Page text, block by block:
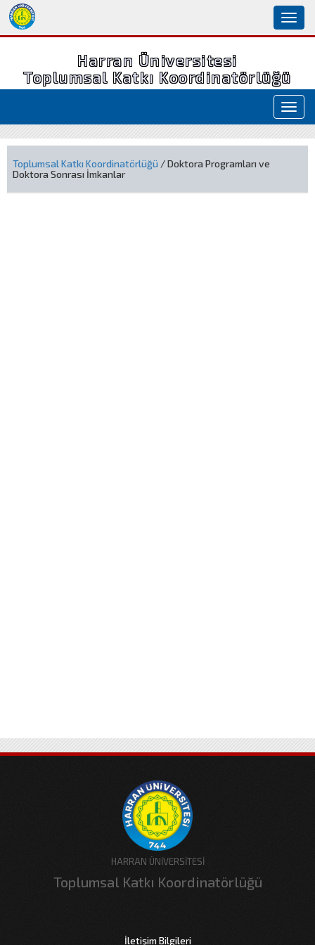
Harran Üniversitesi
Toplumsal Katkı Koordinatörlüğü
Toplumsal Katkı Koordinatörlüğü / Doktora Programları ve
Doktora Sonrası İmkanlar
HARRAN ÜNİVERSİTESİ
Toplumsal Katkı Koordinatörlüğü
İletişim Bilgileri